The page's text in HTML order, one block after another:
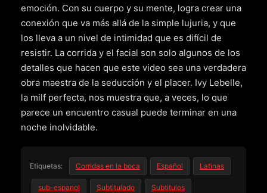
emoción. Con su cuerpo y su mente, logra crear una
conexión que va más allá de la simple lujuria, y que
los lleva a un nivel de intimidad que es difícil de
resistir. La corrida y el facial son solo algunos de los
detalles que hacen que este video sea una verdadera
obra maestra de la seducción y el placer. Ivy Lebelle,
la milf perfecta, nos muestra que, a veces, lo que
parece un encuentro casual puede terminar en una
noche inolvidable.
Etiquetas: Corridas en la boca Español Latinas
sub-espanol Subtitulado Subtitulos